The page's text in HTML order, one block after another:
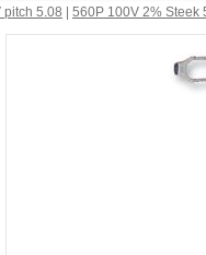
pitch 5.08 560P 100V 2% Steek